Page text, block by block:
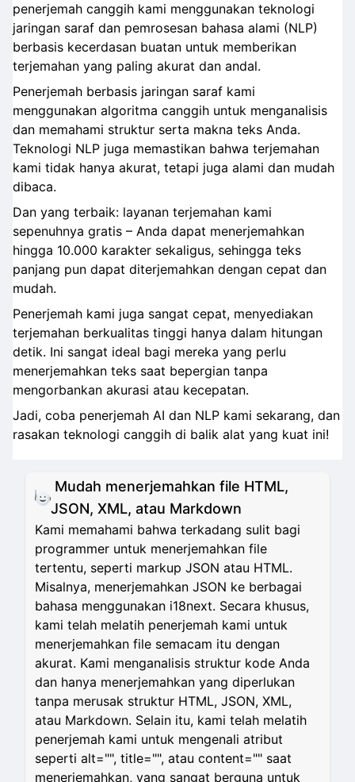
penerjemah canggih kami menggunakan teknologi
jaringan saraf dan pemrosesan bahasa alami (NLP)
berbasis kecerdasan buatan untuk memberikan
terjemahan yang paling akurat dan andal.
Penerjemah berbasis jaringan saraf kami
menggunakan algoritma canggih untuk menganalisis
dan memahami struktur serta makna teks Anda.
Teknologi NLP juga memastikan bahwa terjemahan
kami tidak hanya akurat, tetapi juga alami dan mudah
dibaca.
Dan yang terbaik: layanan terjemahan kami
sepenuhnya gratis – Anda dapat menerjemahkan
hingga 10.000 karakter sekaligus, sehingga teks
panjang pun dapat diterjemahkan dengan cepat dan
mudah.
Penerjemah kami juga sangat cepat, menyediakan
terjemahan berkualitas tinggi hanya dalam hitungan
detik. Ini sangat ideal bagi mereka yang perlu
menerjemahkan teks saat bepergian tanpa
mengorbankan akurasi atau kecepatan.
Jadi, coba penerjemah AI dan NLP kami sekarang, dan
rasakan teknologi canggih di balik alat yang kuat ini!
Mudah menerjemahkan file HTML,
JSON, XML, atau Markdown
Kami memahami bahwa terkadang sulit bagi
programmer untuk menerjemahkan file
tertentu, seperti markup JSON atau HTML.
Misalnya, menerjemahkan JSON ke berbagai
bahasa menggunakan i18next. Secara khusus,
kami telah melatih penerjemah kami untuk
menerjemahkan file semacam itu dengan
akurat. Kami menganalisis struktur kode Anda
dan hanya menerjemahkan yang diperlukan
tanpa merusak struktur HTML, JSON, XML,
atau Markdown. Selain itu, kami telah melatih
penerjemah kami untuk mengenali atribut
seperti alt="", title="", atau content="" saat
menerjemahkan, yang sangat berguna untuk